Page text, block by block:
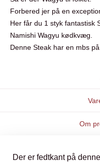
Forbered jer på en
Her får du 1 styk fantastisk
Namishi Wagyu kødkvæg.
Denne Steak har en mbs
Om
Der er fedtkant på